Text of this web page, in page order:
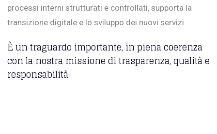
processi interni strutturati e controllati, supporta la
transizione digitale e lo sviluppo dei nuovi servizi.
È un traguardo importante, in piena coerenza
con la nostra missione di trasparenza, qualità e
responsabilità.